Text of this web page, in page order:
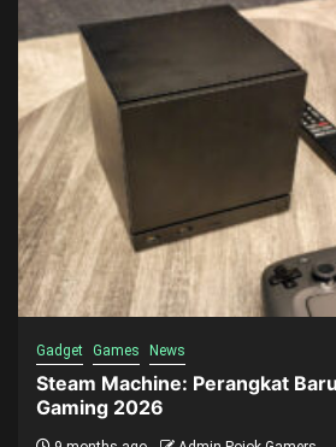
Gadget Games News
Steam Machine: Perangkat
Gaming 2026